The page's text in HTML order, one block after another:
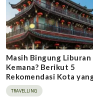
Masih Bingung Liburan
Kemana? Berikut 5
Rekomendasi Kota
Cocok Dikunjungi Saat
Liburan Imlek
TRAVELLING